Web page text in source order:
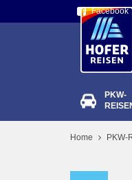
Facebook
PKW-
Home PKW-